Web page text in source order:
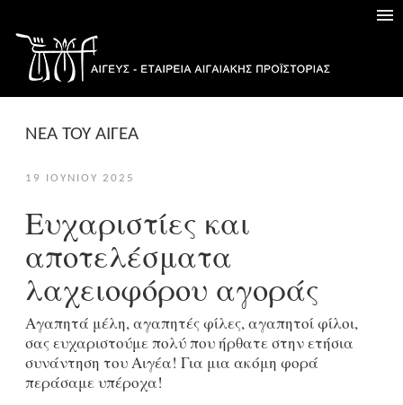
ΝΕΑ ΤΟΥ ΑΙΓΕΑ
19 ΙΟΥΝΊΟΥ 2025
Ευχαριστίες και
αποτελέσματα
λαχειοφόρου αγοράς
Αγαπητά μέλη, αγαπητές φίλες, αγαπητοί φίλοι,
σας ευχαριστούμε πολύ που ήρθατε στην ετήσια
συνάντηση του Αιγέα! Για μια ακόμη φορά
περάσαμε υπέροχα!